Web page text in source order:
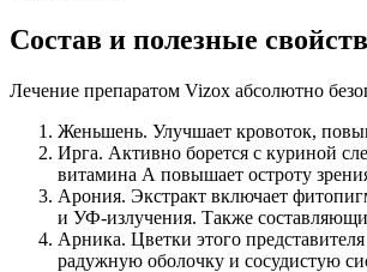
Состав и полезные
Лечение препаратом Vizox абсолютно
Женьшень. Улучшает кровоток,
Ирга. Активно борется с куриной
витамина А повышает остроту
Арония. Экстракт включает
и УФ-излучения. Также
Арника. Цветки этого
радужную оболочку и сосудистую